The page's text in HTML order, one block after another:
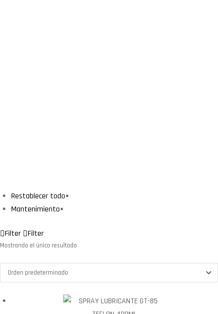
Restablecer todo×
Mantenimiento×
Filter Filter
Mostrando el único resultado